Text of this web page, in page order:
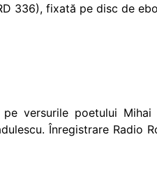
336), fixată pe disc de
versurile poetului
Înregistrare